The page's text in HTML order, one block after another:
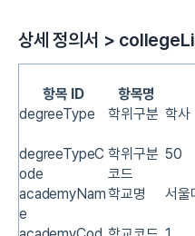
상세 정의서 >
항목 ID 항목명
degreeType
학위구분 학사
degreeTypeC
ode
학위구분
코드
50
academyNam
e
학교명 서울